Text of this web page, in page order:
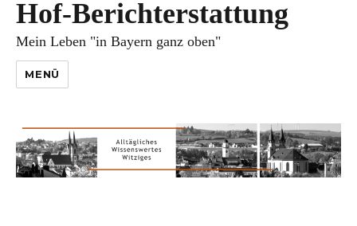
Hof-Berichterstattung
Mein Leben "in Bayern ganz oben"
MENÜ